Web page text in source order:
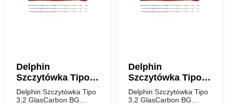
Delphin
Szczytówka Tipo
3,2 GlasCarbon BG
Heavy
Delphin Szczytówka Tipo
3,2 GlasCarbon BG
Delphin
Szczytówka Tipo
3,2 GlasCarbon BG
Medium
Delphin Szczytówka Tipo
3,2 GlasCarbon BG